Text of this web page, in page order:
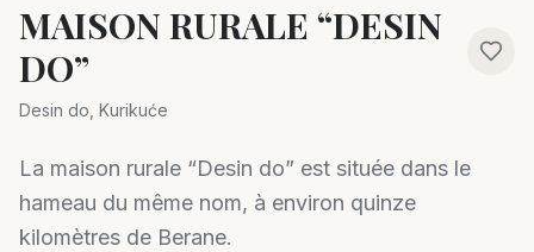
MAISON RURALE “DESIN
DO”
Desin do, Kurikuće
La maison rurale “Desin do” est située dans le
hameau du même nom, à environ quinze
kilomètres de Berane.